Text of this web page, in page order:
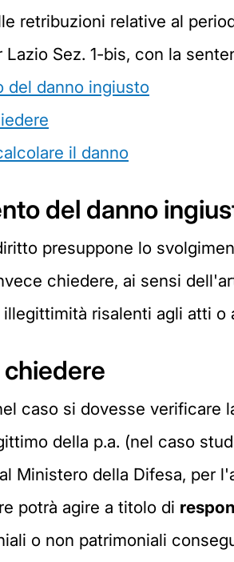
retribuzioni relative al
Lazio Sez. 1-bis, con la
del danno ingiusto
il danno
del danno
presuppone lo
chiedere, ai sensi
risalenti agli atti
caso si dovesse verificare
della p.a. (nel caso
Ministero della Difesa, per
potrà agire a titolo di
o non patrimoniali